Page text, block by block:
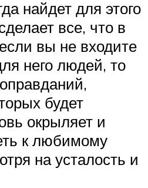
найдет для этого
все, что в
вы не входите
него людей, то
будет
окрыляет и
к любимому
на усталость и